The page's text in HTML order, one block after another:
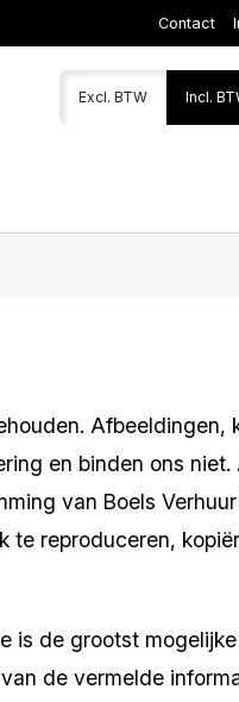
Contact
Excl. BTW Incl.
Afbeeldingen,
en binden ons niet.
van Boels
te reproduceren,
is de grootst
de vermelde